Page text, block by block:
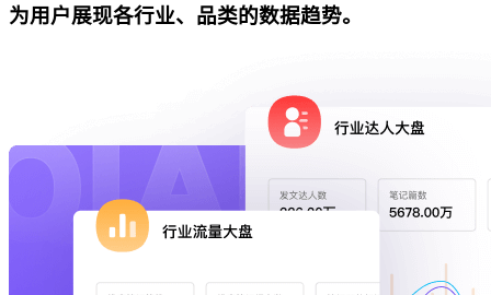
为用户展现各行业、品类的数据趋势。